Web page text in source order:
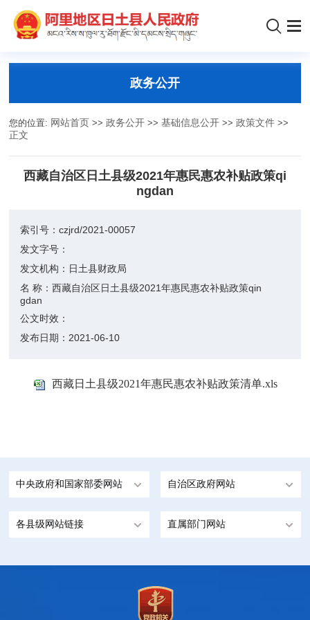
政务公开
您的位置: 网站首页 >>政务公开 >>基础信息公开 >>政策文件 >>
正文
西藏自治区日土县级2021年惠民惠农补贴政策qi
ngdan
索引号：czjrd/2021-00057
发文字号：
发文机构： 日土县财政局
名 称：西藏自治区日土县级2021年惠民惠农补贴政策qin
gdan
公文时效：
发布日期： 2021-06-10
西藏日土县级2021年惠民惠农补贴政策清单.xls
中央政府和国家部委网站 自治区政府网站
各县级网站链接 直属部门网站